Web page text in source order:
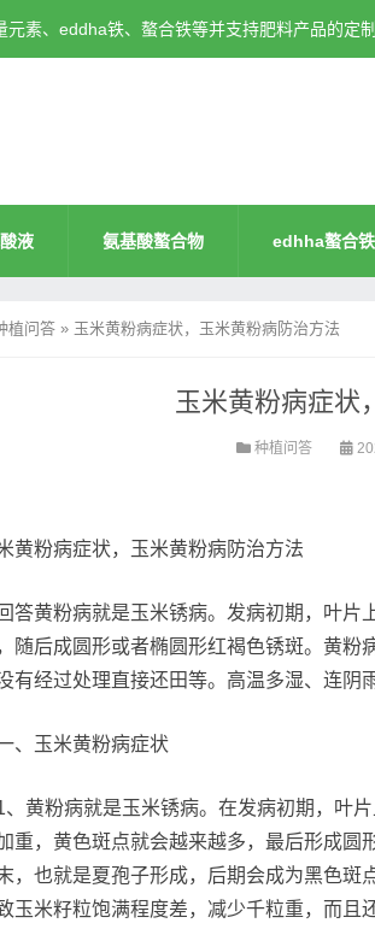
素、eddha铁、螯合铁等并支持肥料产品的定
液 氨基酸螯合物 edhha螯合铁
植问答 » 玉米黄粉病症状，玉米黄粉病防治方法
玉米黄粉病症状
种植问答
黄粉病就是玉米锈病。发病初期，叶片
随后成圆形或者椭圆形红褐色锈斑。黄
有经过处理直接还田等。高温多湿、连阴
玉米黄粉病症状
粉病就是玉米锈病。在发病初期，叶片
重，黄色斑点就会越来越多，最后形成
，也就是夏孢子形成，后期会成为黑色
玉米籽粒饱满程度差，减少千粒重，而